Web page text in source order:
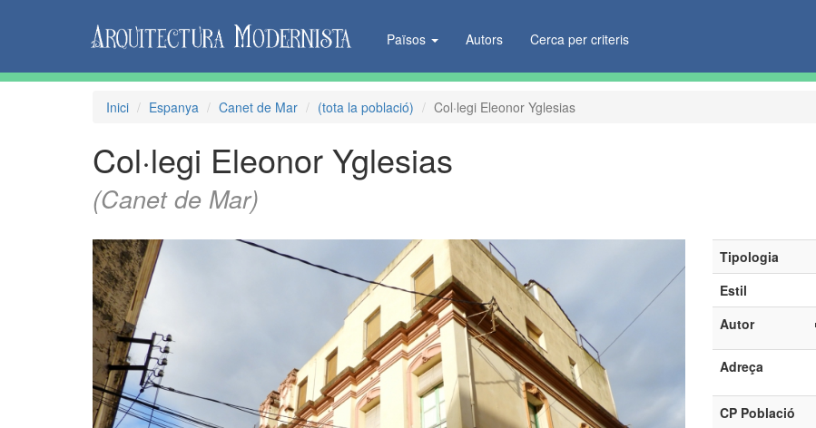
Països Autors Cerca per criteris
Inici Espanya Canet de Mar (tota la població) Col·legi Eleonor Yglesias
Col·legi Eleonor Yglesias
(Canet de Mar)
Tipologia
Estil
Autor
Adreça
CP Població